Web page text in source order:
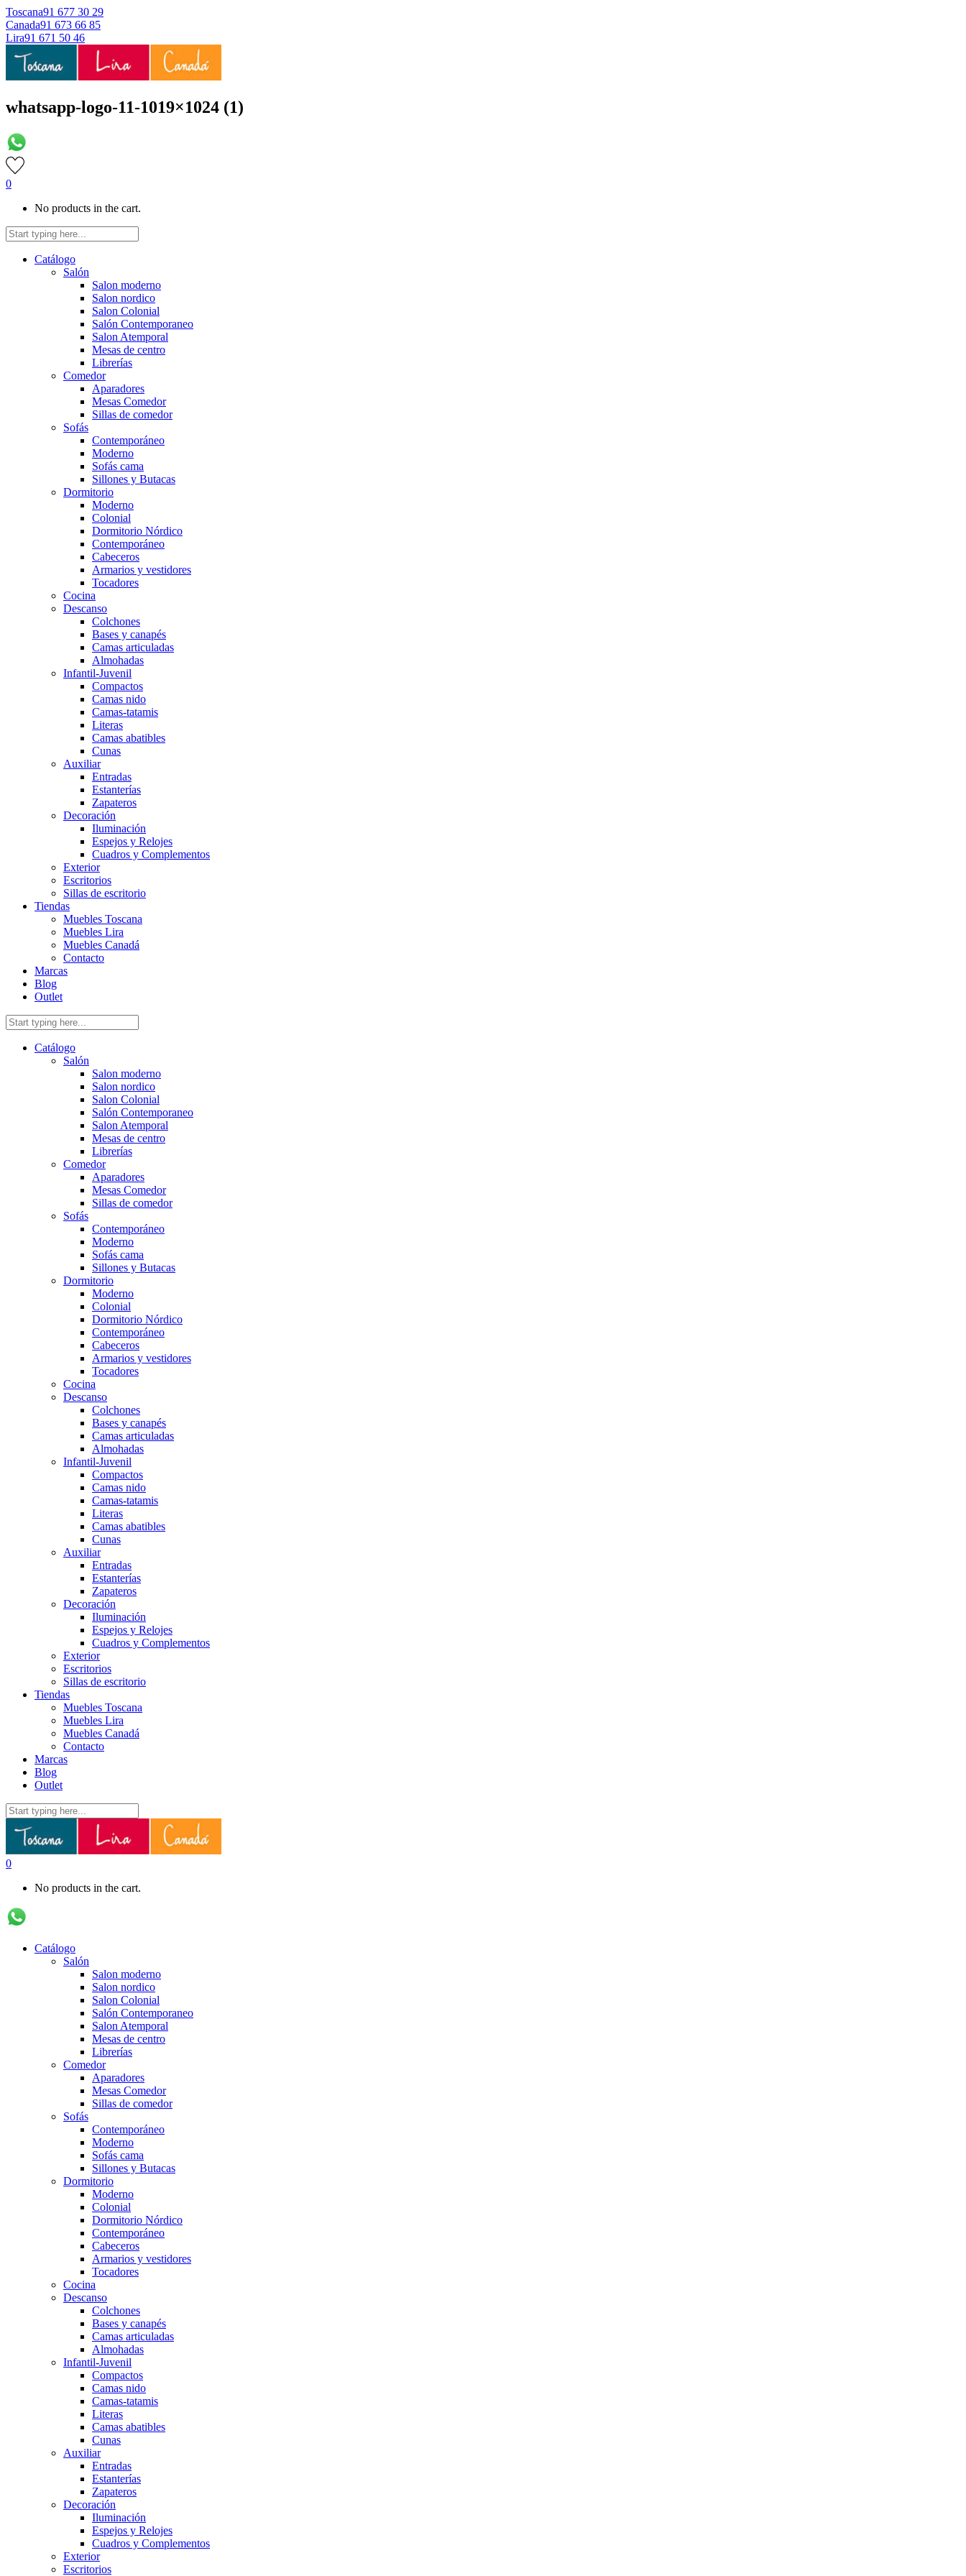
Toscana91 677 30 29
Canada91 673 66 85
Lira91 671 50 46
whatsapp-logo-11-1019×1024 (1)
0
No products in the cart.
Catálogo
Salón
Salon moderno
Salon nordico
Salon Colonial
Salón Contemporaneo
Salon Atemporal
Mesas de centro
Librerías
Comedor
Aparadores
Mesas Comedor
Sillas de comedor
Sofás
Contemporáneo
Moderno
Sofás cama
Sillones y Butacas
Dormitorio
Moderno
Colonial
Dormitorio Nórdico
Contemporáneo
Cabeceros
Armarios y vestidores
Tocadores
Cocina
Descanso
Colchones
Bases y canapés
Camas articuladas
Almohadas
Infantil-Juvenil
Compactos
Camas nido
Camas-tatamis
Literas
Camas abatibles
Cunas
Auxiliar
Entradas
Estanterías
Zapateros
Decoración
Iluminación
Espejos y Relojes
Cuadros y Complementos
Exterior
Escritorios
Sillas de escritorio
Tiendas
Muebles Toscana
Muebles Lira
Muebles Canadá
Contacto
Marcas
Blog
Outlet
Catálogo
Salón
Salon moderno
Salon nordico
Salon Colonial
Salón Contemporaneo
Salon Atemporal
Mesas de centro
Librerías
Comedor
Aparadores
Mesas Comedor
Sillas de comedor
Sofás
Contemporáneo
Moderno
Sofás cama
Sillones y Butacas
Dormitorio
Moderno
Colonial
Dormitorio Nórdico
Contemporáneo
Cabeceros
Armarios y vestidores
Tocadores
Cocina
Descanso
Colchones
Bases y canapés
Camas articuladas
Almohadas
Infantil-Juvenil
Compactos
Camas nido
Camas-tatamis
Literas
Camas abatibles
Cunas
Auxiliar
Entradas
Estanterías
Zapateros
Decoración
Iluminación
Espejos y Relojes
Cuadros y Complementos
Exterior
Escritorios
Sillas de escritorio
Tiendas
Muebles Toscana
Muebles Lira
Muebles Canadá
Contacto
Marcas
Blog
Outlet
0
No products in the cart.
Catálogo
Salón
Salon moderno
Salon nordico
Salon Colonial
Salón Contemporaneo
Salon Atemporal
Mesas de centro
Librerías
Comedor
Aparadores
Mesas Comedor
Sillas de comedor
Sofás
Contemporáneo
Moderno
Sofás cama
Sillones y Butacas
Dormitorio
Moderno
Colonial
Dormitorio Nórdico
Contemporáneo
Cabeceros
Armarios y vestidores
Tocadores
Cocina
Descanso
Colchones
Bases y canapés
Camas articuladas
Almohadas
Infantil-Juvenil
Compactos
Camas nido
Camas-tatamis
Literas
Camas abatibles
Cunas
Auxiliar
Entradas
Estanterías
Zapateros
Decoración
Iluminación
Espejos y Relojes
Cuadros y Complementos
Exterior
Escritorios